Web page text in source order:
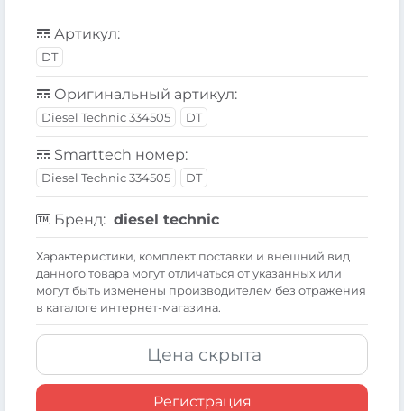
Артикул:
DT
Оригинальный артикул:
Diesel Technic 334505 DT
Smarttech номер:
Diesel Technic 334505 DT
Бренд: diesel technic
Xарактеристики, комплект поставки и внешний вид
данного товара могут отличаться от указанных или
могут быть изменены производителем без отражения
в каталоге интернет-магазина.
Цена скрыта
Регистрация